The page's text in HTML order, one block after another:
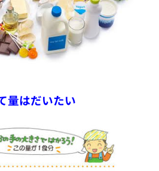
量はだいたい